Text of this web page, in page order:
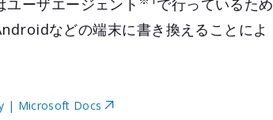
ーザエージェント
で行っているため
などの端末に書き換えることによ
| Microsoft Docs